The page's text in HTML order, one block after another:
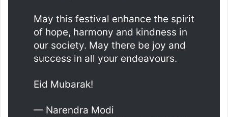
May this festival enhance the spirit
of hope, harmony and kindness in
our society. May there be joy and
success in all your endeavours.
Eid Mubarak!
— Narendra Modi